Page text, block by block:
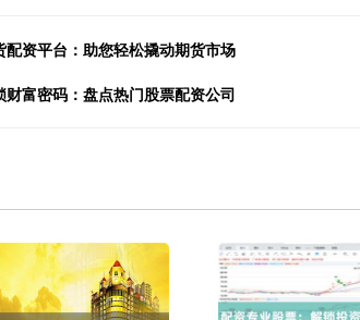
配资平台：助您轻松撬动期货市场
财富密码：盘点热门股票配资公司